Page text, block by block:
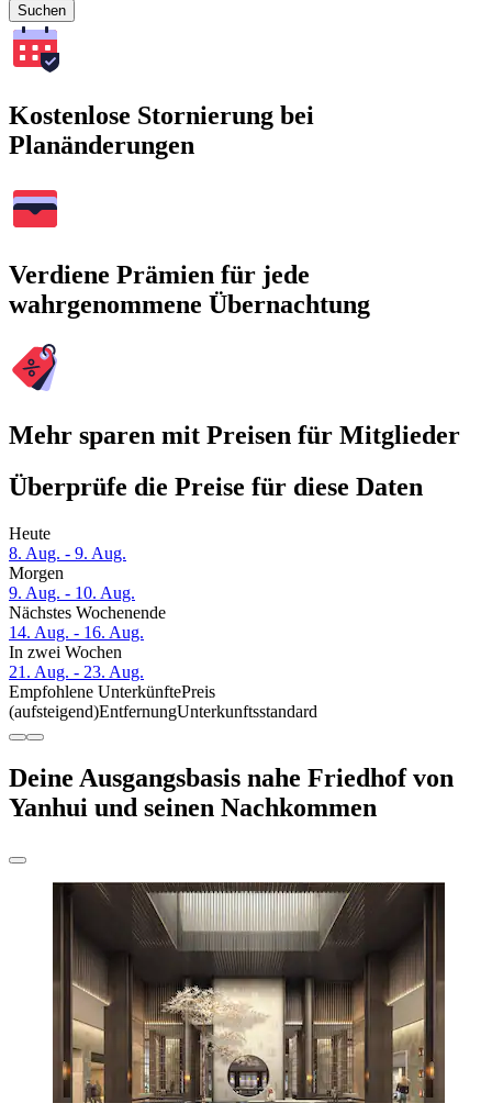
Suchen
Kostenlose Stornierung bei
Planänderungen
Verdiene Prämien für jede
wahrgenommene Übernachtung
Mehr sparen mit Preisen für Mitglieder
Überprüfe die Preise für diese Daten
Heute
8. Aug. - 9. Aug.
Morgen
9. Aug. - 10. Aug.
Nächstes Wochenende
14. Aug. - 16. Aug.
In zwei Wochen
21. Aug. - 23. Aug.
Empfohlene UnterkünftePreis
(aufsteigend)EntfernungUnterkunftsstandard
Deine Ausgangsbasis nahe Friedhof von
Yanhui und seinen Nachkommen